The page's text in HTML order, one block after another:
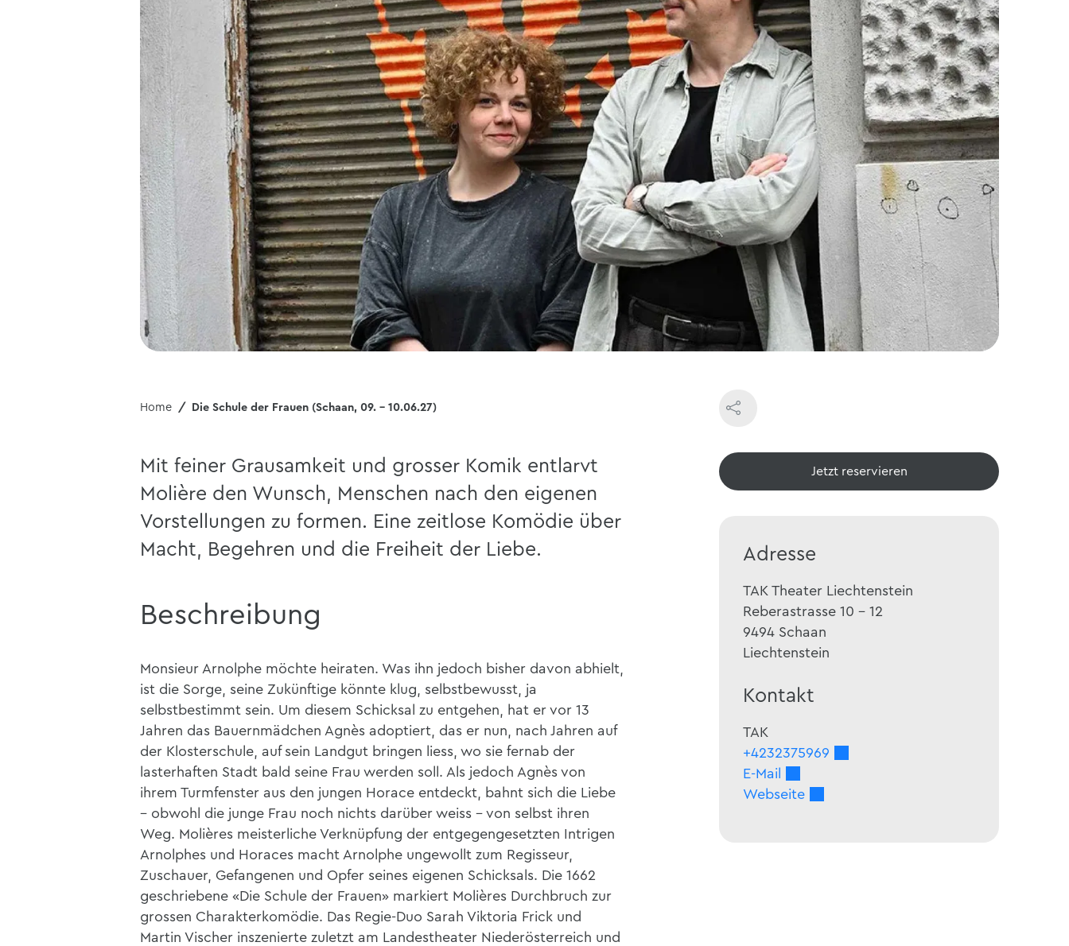
Home Die Schule der Frauen (Schaan, 09. - 10.06.27)
Mit feiner Grausamkeit und grosser Komik entlarvt
Molière den Wunsch, Menschen nach den eigenen
Vorstellungen zu formen. Eine zeitlose Komödie über
Macht, Begehren und die Freiheit der Liebe.
Beschreibung
Monsieur Arnolphe möchte heiraten. Was ihn jedoch bisher davon abhielt,
ist die Sorge, seine Zukünftige könnte klug, selbstbewusst, ja
selbstbestimmt sein. Um diesem Schicksal zu entgehen, hat er vor 13
Jahren das Bauernmädchen Agnès adoptiert, das er nun, nach Jahren auf
der Klosterschule, auf sein Landgut bringen liess, wo sie fernab der
lasterhaften Stadt bald seine Frau werden soll. Als jedoch Agnès von
ihrem Turmfenster aus den jungen Horace entdeckt, bahnt sich die Liebe
– obwohl die junge Frau noch nichts darüber weiss – von selbst ihren
Weg. Molières meisterliche Verknüpfung der entgegengesetzten Intrigen
Arnolphes und Horaces macht Arnolphe ungewollt zum Regisseur,
Zuschauer, Gefangenen und Opfer seines eigenen Schicksals. Die 1662
geschriebene «Die Schule der Frauen» markiert Molières Durchbruch zur
grossen Charakterkomödie. Das Regie-Duo Sarah Viktoria Frick und
Martin Vischer inszenierte zuletzt am Landestheater Niederösterreich und
Jetzt reservieren
Adresse
TAK Theater Liechtenstein
Reberastrasse 10 - 12
9494 Schaan
Liechtenstein
Kontakt
TAK
+4232375969
E-Mail
Webseite